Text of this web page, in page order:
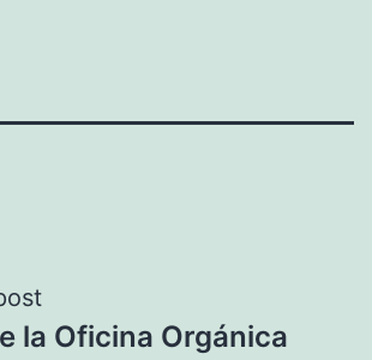
la Oficina Orgánica